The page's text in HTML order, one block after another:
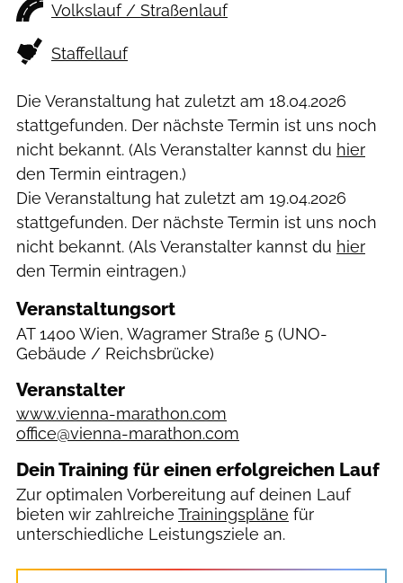
Volkslauf / Straßenlauf
Staffellauf
Die Veranstaltung hat zuletzt am 18.04.2026
stattgefunden. Der nächste Termin ist uns noch
nicht bekannt. (Als Veranstalter kannst du hier
den Termin eintragen.)
Die Veranstaltung hat zuletzt am 19.04.2026
stattgefunden. Der nächste Termin ist uns noch
nicht bekannt. (Als Veranstalter kannst du hier
den Termin eintragen.)
Veranstaltungsort
AT1400 Wien, Wagramer Straße 5 (UNO-
Gebäude / Reichsbrücke)
Veranstalter
www.vienna-marathon.com
office@vienna-marathon.com
Dein Training für einen erfolgreichen Lauf
Zur optimalen Vorbereitung auf deinen Lauf
bieten wir zahlreiche Trainingspläne für
unterschiedliche Leistungsziele an.